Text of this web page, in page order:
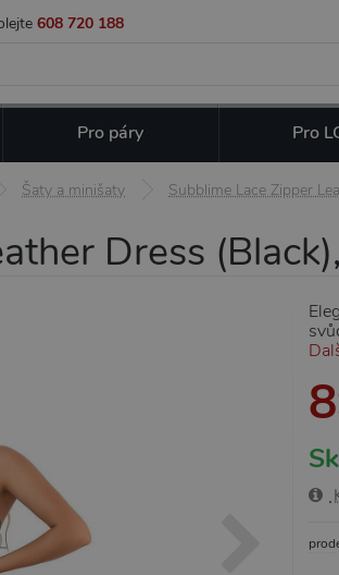
608 720 188
Pro páry Pro
Šaty a minišaty Subblime Lace Zipper
Dress